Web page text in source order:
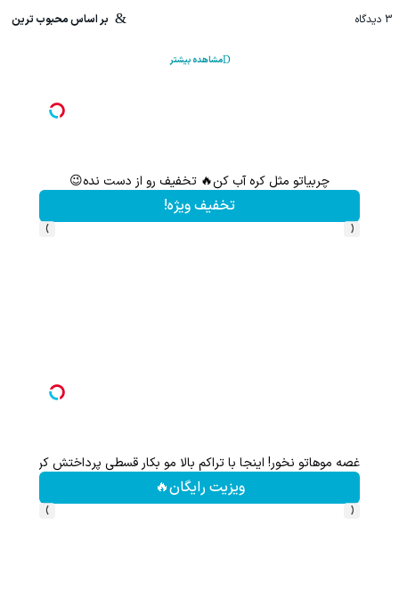
3 دیدگاه بر اساس محبوب ترین
مشاهده بیشتر
حریف سرسخت چربی های شکم و پهلو با تخفیف ویژه ی جام جهانی
خرید محصول
‹
›
این روش لاغری گیاهی توی دنیا حرف اول رو میزنه(تخفیف ویژه تا
تخفیف ویژه!
‹
›